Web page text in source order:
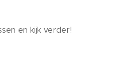
en kijk verder!